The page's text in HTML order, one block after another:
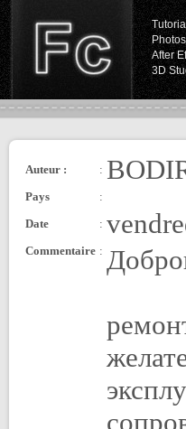
After
3D
Auteur : :
Pays
:
Date
:
Commentaire :